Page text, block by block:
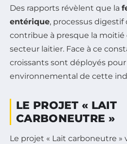
Des rapports révèlent que la
entérique, processus
contribue à presque la moitié
secteur laitier. Face à ce
croissants sont déployés
environnemental de cette
LE PROJET « LAIT
CARBONEUTRE »
Le projet « Lait carboneutre »